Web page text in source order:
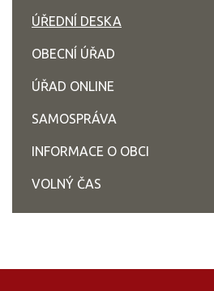
ÚŘEDNÍ DESKA
OBECNÍ ÚŘAD
ÚŘAD ONLINE
SAMOSPRÁVA
INFORMACE O OBCI
VOLNÝ ČAS